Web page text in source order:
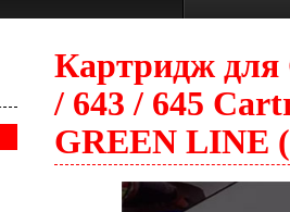
Картридж для
/ 643 / 645
GREEN LINE